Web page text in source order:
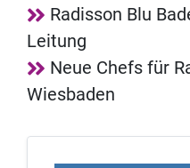
Radisson Blu
Leitung
Neue Chefs für
Wiesbaden